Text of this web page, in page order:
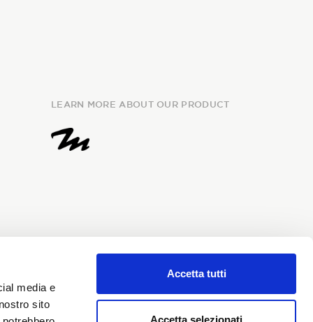
media e
sito
Accetta tutti
Accetta selezionati
LEARN MORE ABOUT OUR PRODUCT
informationand I give my
personal data for the
newsletter.